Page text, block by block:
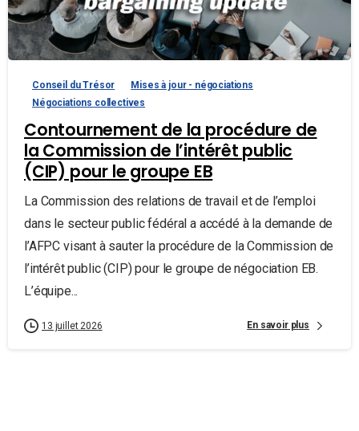
Conseil du Trésor
Mises à jour - négociations
Négociations collectives
Contournement de la procédure de
la Commission de l’intérêt public
(CIP) pour le groupe EB
La Commission des relations de travail et de l’emploi
dans le secteur public fédéral a accédé à la demande de
l’AFPC visant à sauter la procédure de la Commission de
l’intérêt public (CIP) pour le groupe de négociation EB.
L’équipe...
13 juillet 2026 En savoir plus